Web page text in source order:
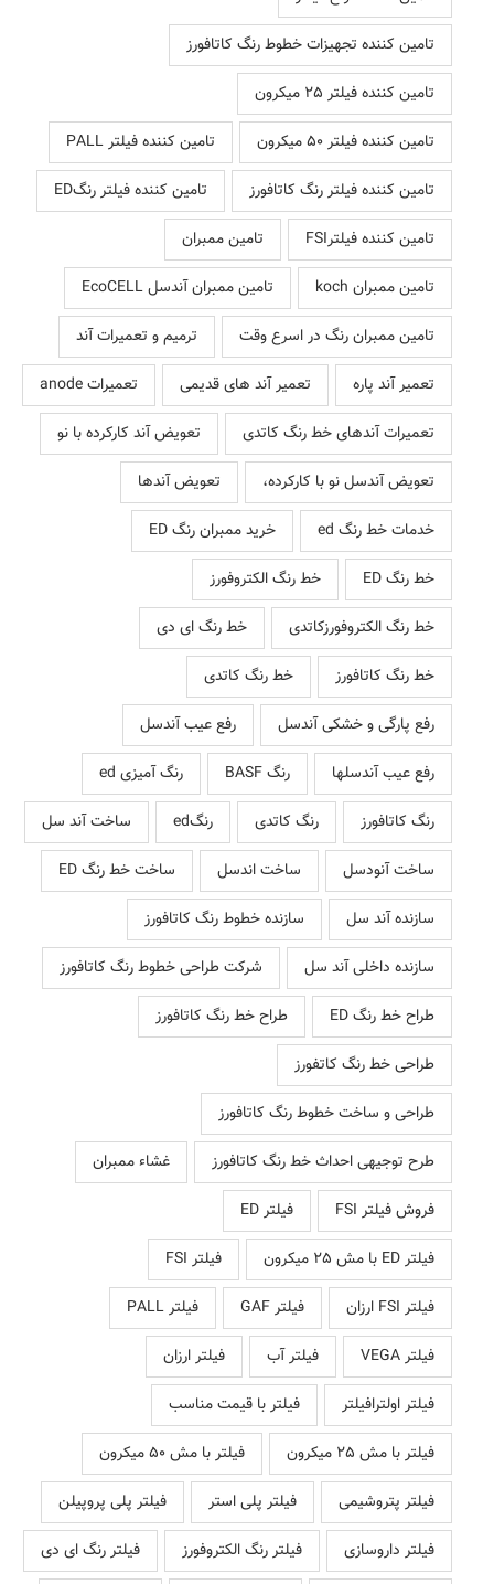
تامین کننده تجهیزات خطوط رنگ کاتافورز
تامین کننده فیلتر 25 میکرون
تامین کننده فیلتر 50 میکرون
تامین کننده فیلتر PALL
تامین کننده فیلتر رنگ کاتافورز
تامین کننده فیلتر رنگED
تامین کننده فیلترFSI
تامین ممبران
تامین ممبران koch
تامین ممبران آندسل EcoCELL
تامین ممبران رنگ در اسرع وقت
ترمیم و تعمیرات آند
تعمیر آند پاره
تعمیر آند های قدیمی
تعمیرات anode
تعمیرات آندهای خط رنگ کاتدی
تعویض آند کارکرده با نو
تعویض آندسل نو با کارکرده،
تعویض آندها
خدمات خط رنگ ed
خرید ممبران رنگ ED
خط رنگ ED
خط رنگ الکتروفورز
خط رنگ الکتروفورزکاتدی
خط رنگ ای دی
خط رنگ کاتافورز
خط رنگ کاتدی
رفع پارگی و خشکی آندسل
رفع عیب آندسل
رفع عیب آندسلها
رنگ BASF
رنگ آمیزی ed
رنگ کاتافورز
رنگ کاتدی رنگed
ساخت آند سل
ساخت آنودسل
ساخت اندسل
ساخت خط رنگ ED
سازنده آند سل
سازنده خطوط رنگ کاتافورز
سازنده داخلی آند سل
شرکت طراحی خطوط رنگ کاتافورز
طراح خط رنگ ED
طراح خط رنگ کاتافورز
طراحی خط رنگ کاتفورز
طراحی و ساخت خطوط رنگ کاتافورز
طرح توجیهی احداث خط رنگ کاتافورز
غشاء ممبران
فروش فیلتر FSI
فیلتر ED
فیلتر ED با مش 25 میکرون
فیلتر FSI
فیلتر FSI ارزان
فیلتر GAF
فیلتر PALL
فیلتر VEGA
فیلتر آب
فیلتر ارزان
فیلتر اولترافیلتر
فیلتر با قیمت مناسب
فیلتر با مش 25 میکرون
فیلتر با مش 50 میکرون
فیلتر پتروشیمی
فیلتر پلی استر
فیلتر پلی پروپیلن
فیلتر داروسازی
فیلتر رنگ الکتروفورز فیلتر رنگ ای دی